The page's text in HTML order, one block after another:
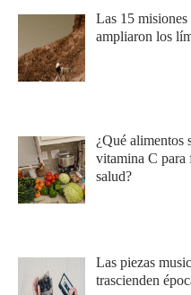
Las 15 misiones
ampliaron los
¿Qué alimentos
vitamina C para
salud?
Las piezas
trascienden